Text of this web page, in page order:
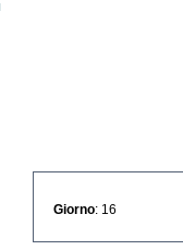
Giorno : 16